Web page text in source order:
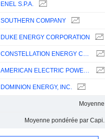
ENEL S.P.A.
SOUTHERN COMPANY
DUKE ENERGY CORPORATION
CONSTELLATION ENERGY CORPORATION
AMERICAN ELECTRIC POWER COMPANY, INC.
DOMINION ENERGY, INC.
Moyenne
Moyenne pondérée par Capi.